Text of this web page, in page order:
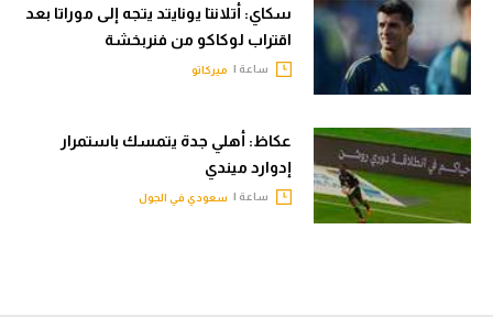
سكاي: أتلانتا يونايتد يتجه إلى موراتا بعد
اقتراب لوكاكو من فنربخشة
ساعة | ميركاتو
عكاظ: أهلي جدة يتمسك باستمرار
إدوارد ميندي
ساعة | سعودي في الجول